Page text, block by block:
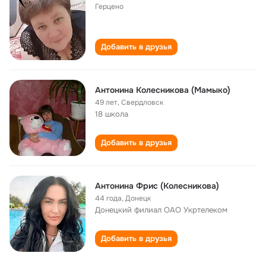
Герцено
Добавить в друзья
Антонина Колесникова (Мамыко)
49 лет,Свердловск
18 школа
Добавить в друзья
Антонина Фрис (Колесникова)
44 года,Донецк
Донецкий филиал ОАО Укртелеком
Добавить в друзья